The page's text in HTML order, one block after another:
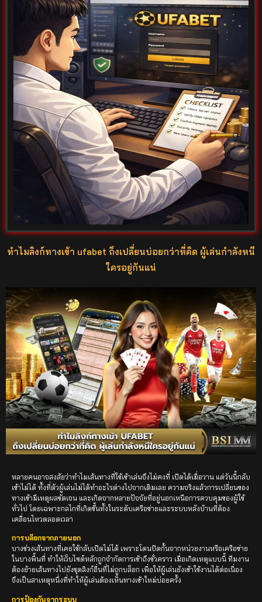
ทำไมลิงก์ทางเข้า ufabet ถึงเปลี่ยนบ่อยกว่าที่คิด ผู้เล่นกำลังหนี
ใครอยู่กันแน่
หลายคนอาจสงสัยว่าทำไมเส้นทางที่ใช้เข้าเล่นจึงไม่คงที่ เปิดได้เมื่อวาน แต่วันนี้กลับ
เข้าไม่ได้ ทั้งที่ตัวผู้เล่นไม่ได้ทำอะไรต่างไปจากเดิมเลย ความจริงแล้วการเปลี่ยนของ
ทางเข้ามีเหตุผลชัดเจน และเกิดจากหลายปัจจัยที่อยู่นอกเหนือการควบคุมของผู้ใช้
ทั่วไป โดยเฉพาะกลไกที่เกิดขึ้นทั้งในระดับเครือข่ายและระบบหลังบ้านที่ต้อง
เคลื่อนไหวตลอดเวลา
การบล็อกจากภายนอก
บางช่วงเส้นทางที่เคยใช้กลับเปิดไม่ได้ เพราะโดนปิดกั้นจากหน่วยงานหรือเครือข่าย
ในบางพื้นที่ ทำให้เว็บไซต์หลักถูกจำกัดการเข้าถึงชั่วคราว เมื่อเกิดเหตุแบบนี้ ทีมงาน
ต้องย้ายเส้นทางไปยังชุดลิงก์อื่นที่ไม่ถูกบล็อก เพื่อให้ผู้เล่นยังเข้าใช้งานได้ต่อเนื่อง
จึงเป็นสาเหตุหนึ่งที่ทำให้ผู้เล่นต้องเห็นทางเข้าใหม่บ่อยครั้ง
การป้องกันจากระบบ